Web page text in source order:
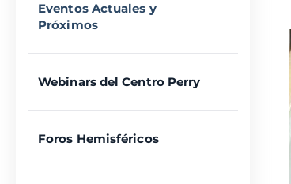
Eventos Actuales y
Próximos
Webinars del Centro Perry
Foros Hemisféricos